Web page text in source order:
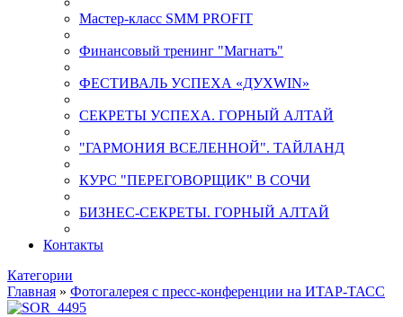
Мастер-класс SMM PROFIT
Финансовый тренинг "Магнатъ"
ФЕСТИВАЛЬ УСПЕХА «ДУХWIN»
СЕКРЕТЫ УСПЕХА. ГОРНЫЙ АЛТАЙ
"ГАРМОНИЯ ВСЕЛЕННОЙ". ТАЙЛАНД
КУРС "ПЕРЕГОВОРЩИК" В СОЧИ
БИЗНЕС-СЕКРЕТЫ. ГОРНЫЙ АЛТАЙ
Контакты
Категории
Главная » Фотогалерея с пресс-конференции на ИТАР-ТАСС